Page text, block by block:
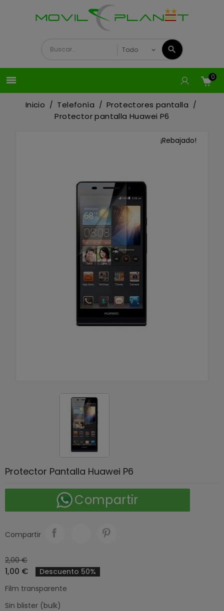
 0
Inicio Telefonía
Protectores pantalla
Protector pantalla Huawei P6
¡Rebajado!
Protector Pantalla Huawei P6
Compartir
Compartir
2,00 €
1,00 €
Descuento 50%
Film transparente
Sin blister (bulk)